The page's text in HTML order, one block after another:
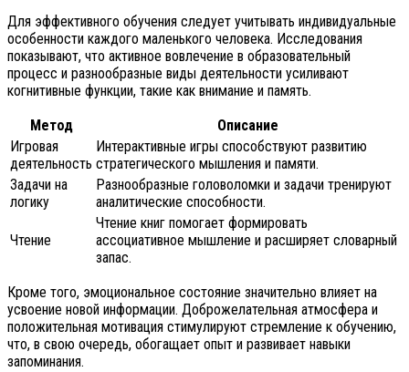
Для эффективного обучения следует учитывать индивидуальные
особенности каждого маленького человека. Исследования
показывают, что активное вовлечение в образовательный
процесс и разнообразные виды деятельности усиливают
когнитивные функции, такие как внимание и память.
Метод
Описание
Игровая
деятельность
Интерактивные игры способствуют развитию
стратегического мышления и памяти.
Задачи на
логику
Разнообразные головоломки и задачи тренируют
аналитические способности.
Чтение
Чтение книг помогает формировать
ассоциативное мышление и расширяет словарный
запас.
Кроме того, эмоциональное состояние значительно влияет на
усвоение новой информации. Доброжелательная атмосфера и
положительная мотивация стимулируют стремление к обучению,
что, в свою очередь, обогащает опыт и развивает навыки
запоминания.